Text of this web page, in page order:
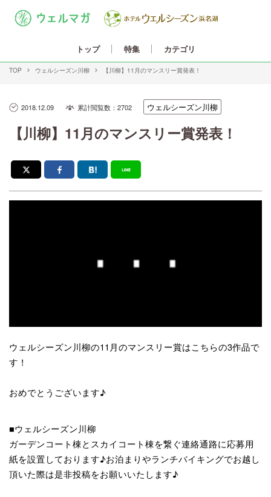
トップ 特集 カテゴリ
TOP ウェルシーズン川柳 【川柳】11月のマンスリー賞発表！
2018.12.09 累計閲覧数：2702 ウェルシーズン川柳
【川柳】11月のマンスリー賞発表！
ウェルシーズン川柳の11月のマンスリー賞はこちらの3作品で
す！
おめでとうございます♪
■ウェルシーズン川柳
ガーデンコート棟とスカイコート棟を繋ぐ連絡通路に応募用
紙を設置しております♪お泊まりやランチバイキングでお越し
頂いた際は是非投稿をお願いいたします♪